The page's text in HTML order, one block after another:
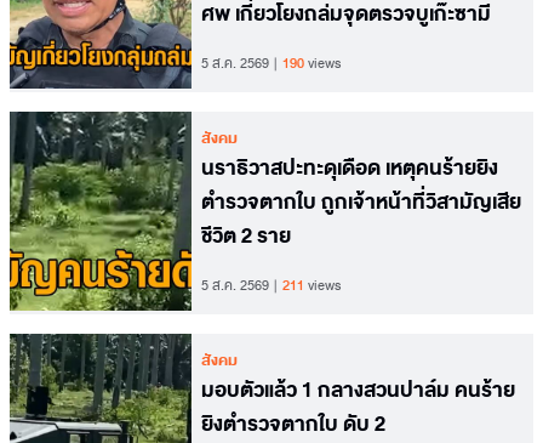
ศพ เกี่ยวโยงถล่มจุดตรวจบูเก๊ะซามี
5 ส.ค. 2569 190views
สังคม
นราธิวาสปะทะดุเดือด เหตุคนร้ายยิง
ตำรวจตากใบ ถูกเจ้าหน้าที่วิสามัญเสีย
ชีวิต 2 ราย
5 ส.ค. 2569 211 views
สังคม
มอบตัวแล้ว 1 กลางสวนปาล์ม คนร้าย
ยิงตำรวจตากใบ ดับ 2